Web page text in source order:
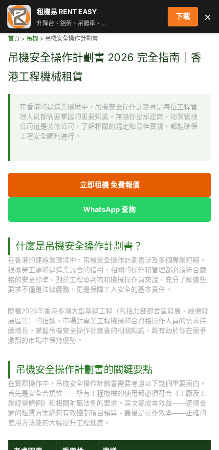
首頁 > 吊機 > 吊機安全操作計劃書
吊機安全操作計劃書 2026 完全指南｜香
港工程機械租賃
在香港的建造業環境中，吊機安全操作計劃書是每位工程管
理人員都需要掌握的重要知識。無論你是承建商、物業管理
公司還是裝修公司，了解相關的規定和最佳實踐，都能確保
工程安全順利進行。
立即租機 免費報價
WhatsApp 查詢
什麼是吊機安全操作計劃書？
在香港的建造業環境中，吊機安全操作計劃書涉及多個專業範疇。
根據勞工處和建造業議會的指引，相關的操作和管理都必須符合嚴
格的安全標準。對於工程承判商和機械操作員來說，充分了解這些
要求不僅是法律義務，更是保障工人安全的基本責任。
隨著2026年香港多項大型基建工程（包括北部都會區發展、啟德發
展區等）的推進，市場對專業工程機械和合資格操作人員的需求持
續增長。掌握吊機安全操作計劃書的相關知識，將有助於你在競爭
激烈的市場中保持優勢。
吊機安全操作計劃書的關鍵要點
在實際操作中，吊機安全操作計劃書需要考慮以下幾個重要面向。
首先是安全合規性——所有工程機械的使用都必須符合《工廠及工
業經營條例》和相關附屬法例的要求。其次是成本效益——選擇合
適的租賃方案能夠有效控制項目預算。最後是操作效率——正確的
使用方法能夠大幅提升工程進度。
租機易 RENT EASY
升降台、鋁架、吊雞車、街燈車 即時叫車配對服務
下載 ×